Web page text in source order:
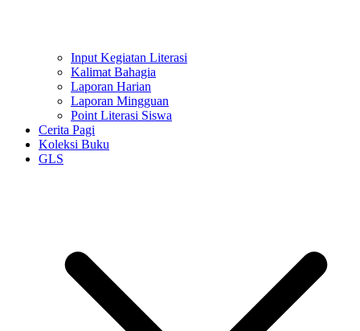
Input Kegiatan Literasi
Kalimat Bahagia
Laporan Harian
Laporan Mingguan
Point Literasi Siswa
Cerita Pagi
Koleksi Buku
GLS